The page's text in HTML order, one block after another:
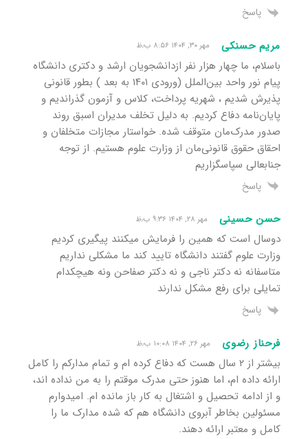
پاسخ
مریم حسنکی مهر ۳۰, ۱۴۰۴ ۸:۵۶ ب٫ظ
باسلام، ما چهار هزار نفر ازدانشجویان ارشد و دکتری دانشگاه
پیام نور واحد بین‌الملل (ورودی ۱۴۰۱ به بعد ) بطور قانونی
پذیرش شدیم ، شهریه پرداخت، کلاس و آزمون گذراندیم و
پایان‌نامه دفاع کردیم. به دلیل تخلف مدیران اسبق روند
صدور مدرک‌مان متوقف شده. خواستار مجازات متخلفان و
احقاق حقوق قانونی‌مان از وزارت علوم هستیم. از توجه
جنابعالی سپاسگزاریم
پاسخ
حسن حسینی مهر ۲۸, ۱۴۰۴ ۹:۳۶ ب٫ظ
دوسال است که همین را فرمایش میکنند پیگیری کردیم
وزارت علوم گفتند دانشگاه تایید کند ما مشکلی نداریم
متاسفانه نه دکتر ناجی و نه دکتر صفاحن ونه هیچکدام
تمایلی برای رفع مشکل ندارند
پاسخ
فرحناز رضوی مهر ۲۶, ۱۴۰۴ ۱۰:۰۸ ب٫ظ
بیشتر از ۲ سال هست که دفاع کرده ام و تمام مدارکم را کامل
ارائه داده ام، اما هنوز حتی مدرک موقتم را به من نداده اند،
و از ادامه تحصیل و اشتغال به کار باز مانده ام. امیدوارم
مسئولین بخاطر آبروی دانشگاه هم که شده مدارک ما را
کامل و معتبر ارائه دهند.